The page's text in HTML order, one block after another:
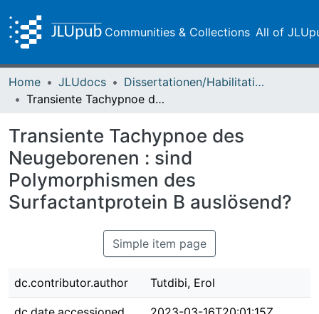
Communities & Collections All of
Home JLUdocs
Dissertationen/Habilitationen
Transiente Tachypnoe des Neugeborenen : sind Polymorphismen des Surfactantprotein B auslösend?
Transiente Tachypnoe des
Neugeborenen : sind
Polymorphismen des
Surfactantprotein B auslösend?
Simple item page
dc.contributor.author Tutdibi, Erol